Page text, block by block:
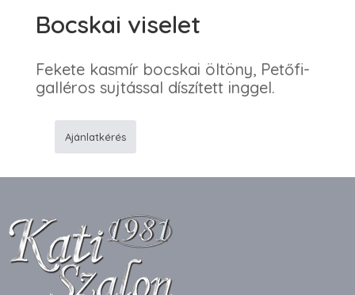
Bocskai viselet
Fekete kasmír bocskai öltöny, Petőfi-
galléros sujtással díszített inggel.
Bocskai
mennyiség
Ajánlatkérés